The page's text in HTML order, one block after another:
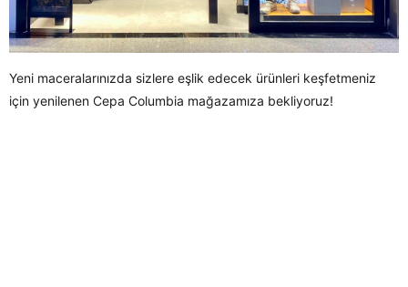
Yeni maceralarınızda sizlere eşlik edecek ürünleri keşfetmeniz
için yenilenen Cepa Columbia mağazamıza bekliyoruz!